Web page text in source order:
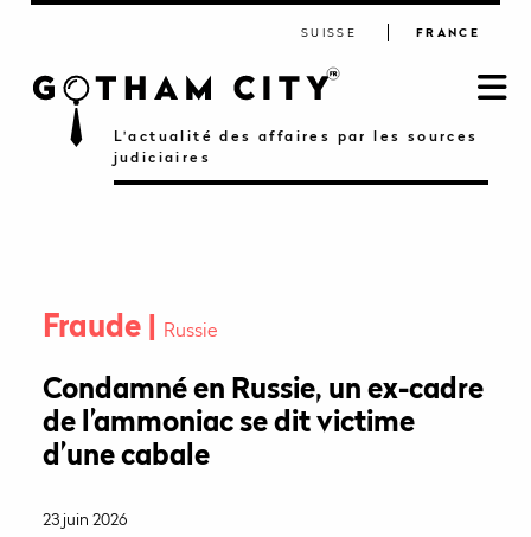
L'actualité des affaires par les sources
judiciaires
SUISSE FRANCE
Fraude Russie
Condamné en Russie, un ex-cadre
de l’ammoniac se dit victime
d’une cabale
23 juin 2026